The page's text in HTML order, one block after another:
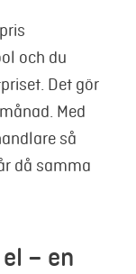
och du
Det gör
Med
så
då samma
– en